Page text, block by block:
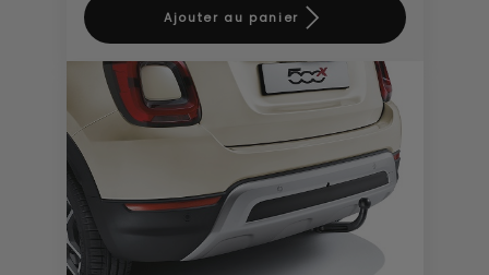
261,86
€
updated
1
Ajouter au panier